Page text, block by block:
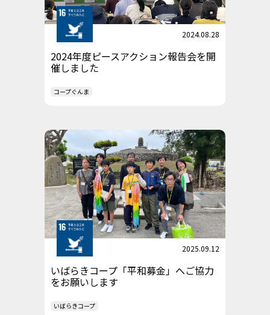
2024.08.28
2024年度ピースアクション報告会を開
催しました
コープぐんま
2025.09.12
いばらきコープ「平和募金」へご協力
をお願いします
いばらきコープ